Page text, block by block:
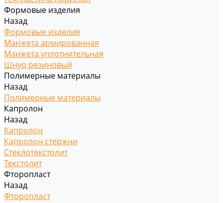
Формовые изделия
Назад
Формовые изделия
Манжета армированная
Манжета уплотнительная
Шнур резиновый
Полимерные материалы
Назад
Полимерные материалы
Капролон
Назад
Капролон
Капролон стержни
Стеклотекстолит
Текстолит
Фторопласт
Назад
Фторопласт